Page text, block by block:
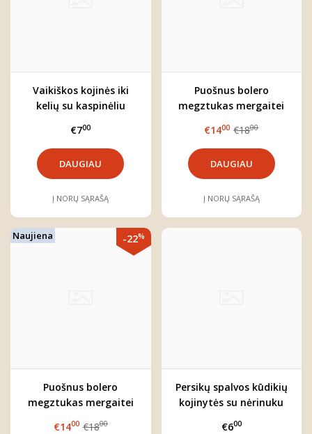
Vaikiškos kojinės iki
kelių su kaspinėliu
€700
DAUGIAU
Į NORŲ SĄRAŠĄ
Puošnus bolero
megztukas mergaitei
€1400 €1800
DAUGIAU
Į NORŲ SĄRAŠĄ
Naujiena -22%
Puošnus bolero
megztukas mergaitei
€1400 €1800
Persikų spalvos kūdikių
kojinytės su nėrinuku
€600